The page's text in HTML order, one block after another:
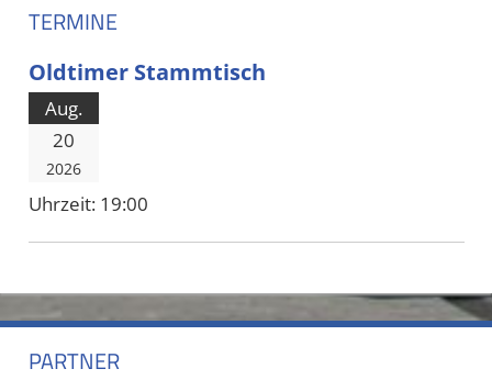
TERMINE
Oldtimer Stammtisch
Aug.
20
2026
Uhrzeit: 19:00
PARTNER